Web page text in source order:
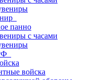
панно
с часами
войска